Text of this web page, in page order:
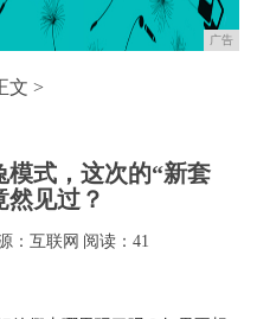
广告
文 >
模式，这次的“新套
然见过？
：互联网 阅读：41